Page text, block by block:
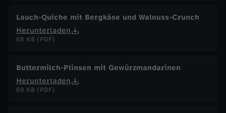
Lauch-Quiche mit Bergkäse und Walnuss-Crunch
Herunterladen
68 KB (PDF)
Buttermilch-Plinsen mit Gewürzmandarinen
Herunterladen
69 KB (PDF)